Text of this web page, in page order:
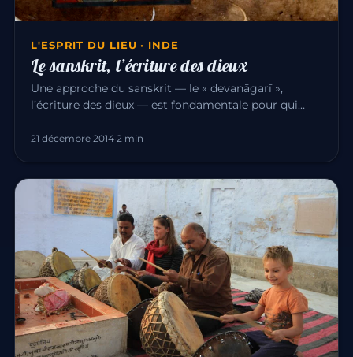
L'ESPRIT DU LIEU · INDE
Le sanskrit, l’écriture des dieux
Une approche du sanskrit — le « devanāgarī »,
l’écriture des dieux — est fondamentale pour qui
21 décembre 2014·2 min